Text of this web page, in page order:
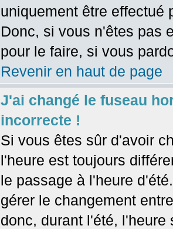
uniquement être effectué
Donc, si vous n'êtes pas
pour le faire, si vous
Revenir en haut de page
J'ai changé le fuseau
incorrecte !
Si vous êtes sûr d'avoir
l'heure est toujours
le passage à l'heure
gérer le changement
donc, durant l'été, l'heure